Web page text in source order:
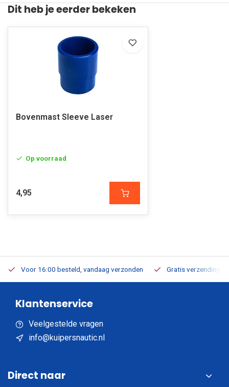
Dit heb je eerder bekeken
Bovenmast Sleeve Laser
Op voorraad
4,95
Voor 16:00 besteld, vandaag verzonden Gratis verzending
Klantenservice
Veelgestelde vragen
info@kuipersnautic.nl
Direct naar